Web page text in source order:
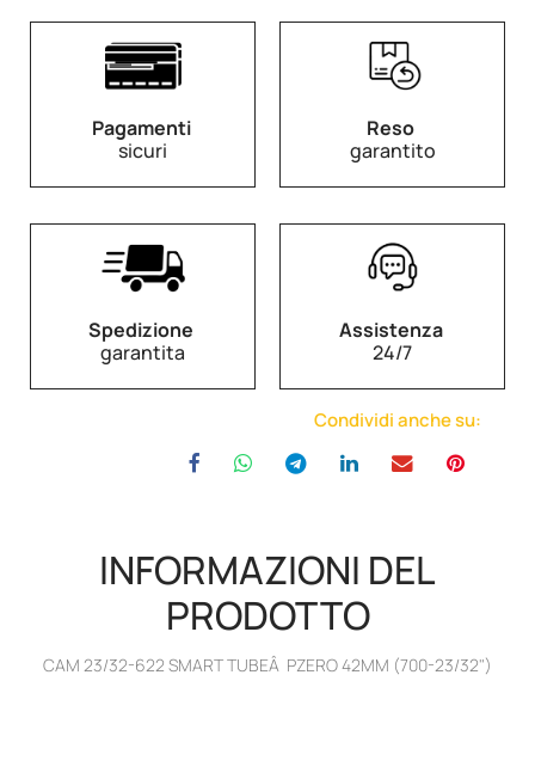
Pagamenti
sicuri
Reso
garantito
Spedizione
garantita
Assistenza
24/7
Condividi anche su:
INFORMAZIONI DEL
PRODOTTO
CAM 23/32-622 SMART TUBEÂ PZERO 42MM (700-23/32")